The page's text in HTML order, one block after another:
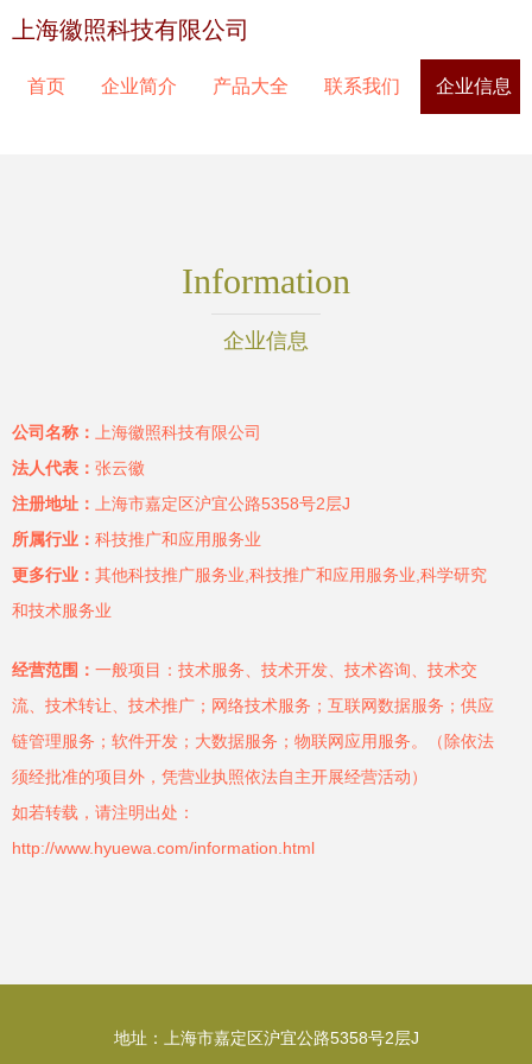
上海徽照科技有限公司
首页 企业简介 产品大全 联系我们 企业信息
Information
企业信息
公司名称：
上海徽照科技有限公司
法人代表： 张云徽
注册地址：
上海市嘉定区沪宜公路5358号2层J
所属行业： 科技推广和应用服务业
更多行业： 其他科技推广服务业,科技推广和应用服务业,科学研究
和技术服务业
经营范围： 一般项目：技术服务、技术开发、技术咨询、技术交
流、技术转让、技术推广；网络技术服务；互联网数据服务；供应
链管理服务；软件开发；大数据服务；物联网应用服务。（除依法
须经批准的项目外，凭营业执照依法自主开展经营活动）
如若转载，请注明出处：
http://www.hyuewa.com/information.html
地址：上海市嘉定区沪宜公路5358号2层J